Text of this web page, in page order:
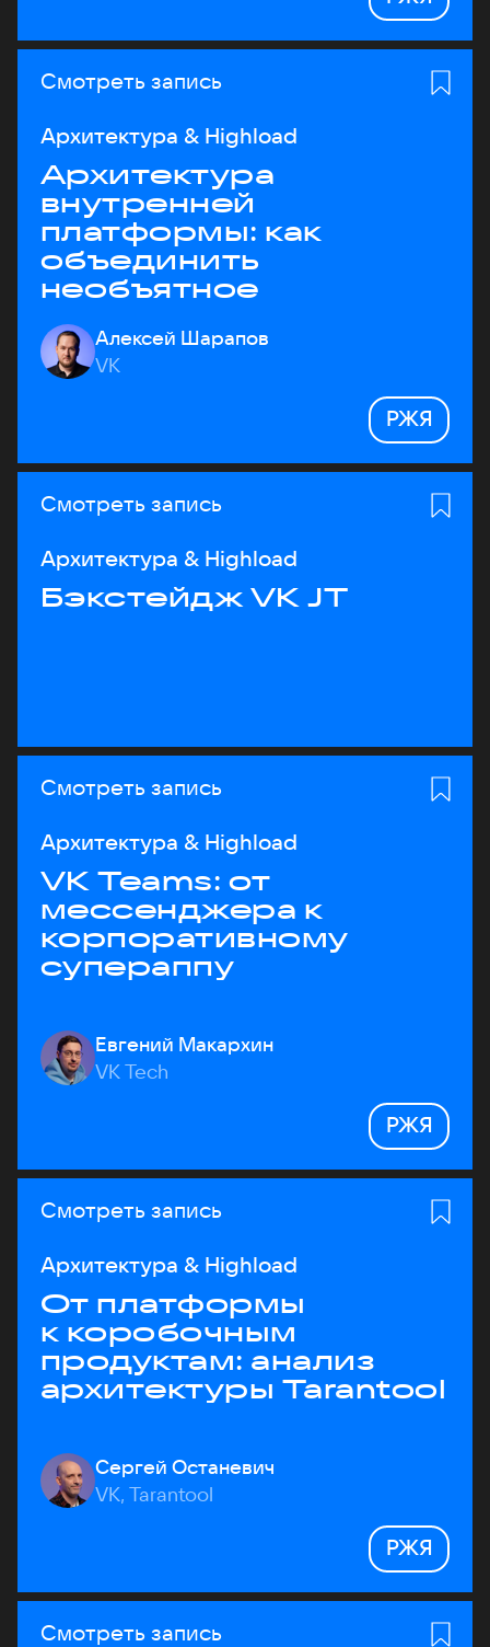
Смотреть запись
Архитектура & Highload
Архитектура
внутренней
платформы: как
объединить
необъятное
Алексей Шарапов
VK
РЖЯ
Смотреть запись
Архитектура & Highload
Бэкстейдж VK JT
Смотреть запись
Архитектура & Highload
VK Teams: от
мессенджера к
корпоративному
супераппу
Евгений Макархин
VK Tech
РЖЯ
Смотреть запись
Архитектура & Highload
От платформы
к коробочным
продуктам: анализ
архитектуры Tarantool
Сергей Останевич
VK, Tarantool
РЖЯ
Смотреть запись